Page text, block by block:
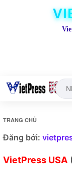
TRANG CHỦ
Đăng bởi:
VietPress USA